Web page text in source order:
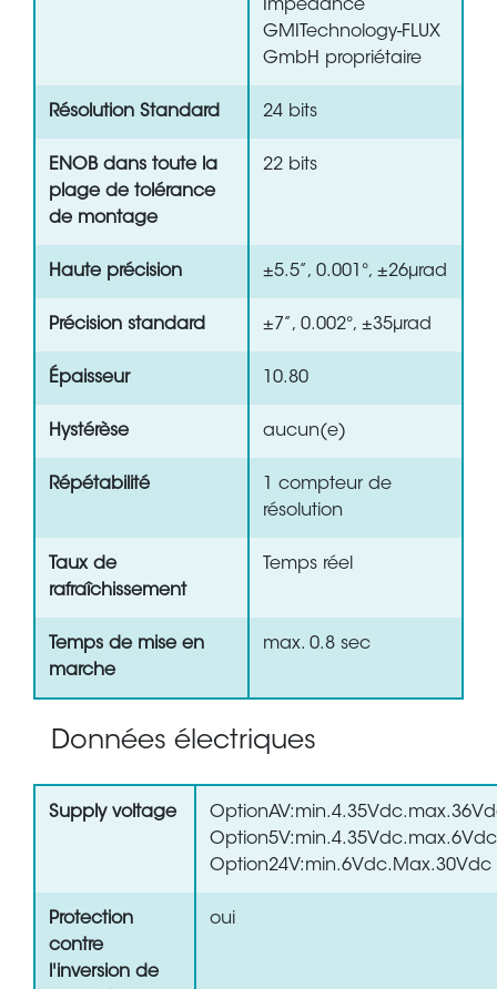
Impedance
GMITechnology-FLUX
GmbH propriétaire
Résolution Standard 24 bits
ENOB dans toute la
plage de tolérance
de montage
22 bits
Haute précision ±5.5”, 0.001°, ±26µrad
Précision standard ±7”, 0.002°, ±35µrad
Épaisseur 10.80
Hystérèse aucun(e)
Répétabilité
1 compteur de
résolution
Taux de
rafraîchissement
Temps réel
Temps de mise en
marche
max. 0.8 sec
Données électriques
Supply voltage
Option5V:min.4.35Vdc.max.6Vdc
Option24V:min.6Vdc.Max.30Vdc
Protection
contre
l'inversion de
oui